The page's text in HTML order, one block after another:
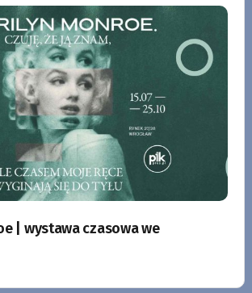
| wystawa czasowa we